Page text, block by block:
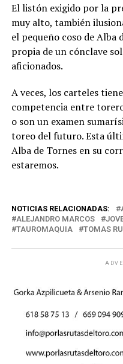
El listón exigido por la
muy alto, también
el pequeño coso de
propia de un cónclave
aficionados.
A veces, los carteles
competencia entre
o son un examen
toreo del futuro. Esta
Alba de Tornes en su
estaremos.
NOTICIAS RELACIONADAS:
ALEJANDRO MARCOS
TAUROMAQUIA
TOMAS